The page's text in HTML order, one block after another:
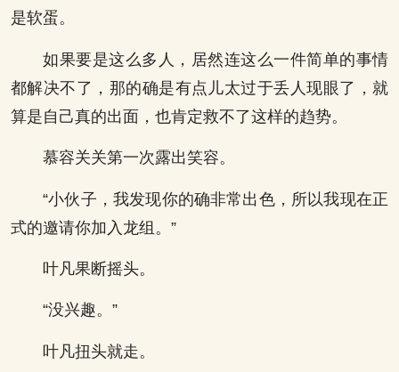
是软蛋。
如果要是这么多人，居然连这么一件简单的事情
都解决不了，那的确是有点儿太过于丢人现眼了，就
算是自己真的出面，也肯定救不了这样的趋势。
慕容关关第一次露出笑容。
“小伙子，我发现你的确非常出色，所以我现在正
式的邀请你加入龙组。”
叶凡果断摇头。
“没兴趣。”
叶凡扭头就走。